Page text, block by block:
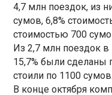
4,7 млн поездок, из
сумов, 6,8%
стоимостью 700
Из 2,7 млн поездок в
15,7% были сделаны
стоили по 1100 сумов.
В конце октября